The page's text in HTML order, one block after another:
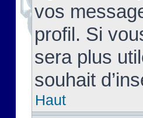
vos
profil. Si
sera plus
souhait
Haut